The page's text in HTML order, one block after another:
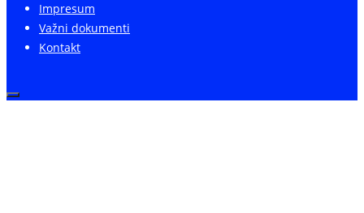
Impresum
Važni dokumenti
Kontakt